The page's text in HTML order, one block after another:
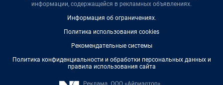
информации, содержащейся в рекламных объявлениях.
Информация об ограничениях.
Политика использования cookies
Рекомендательные системы
Политика конфиденциальности и обработки персональных данных и
правила использования сайта